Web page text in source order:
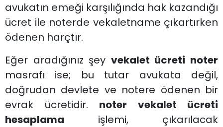
avukatın emeği karşılığında hak kazandığı
ücret ile noterde vekaletname çıkartırken
ödenen harçtır.
Eğer aradığınız şey vekalet ücreti noter
masrafı ise; bu tutar avukata değil,
doğrudan devlete ve notere ödenen bir
evrak ücretidir. noter vekalet ücreti
hesaplama işlemi, çıkarılacak